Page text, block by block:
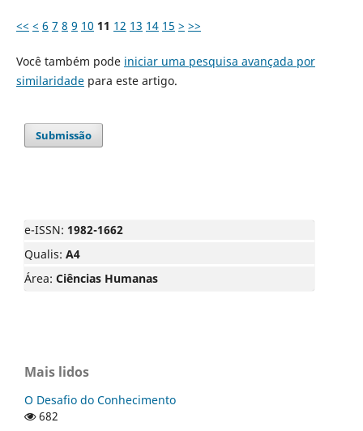
<< < 6 7 8 9 10 11 12 13 14 15 > >>
Você também pode iniciar uma pesquisa avançada por
similaridadepara este artigo.
Submissão
e-ISSN: 1982-1662
Qualis: A4
Área: Ciências Humanas
Mais lidos
O Desafio do Conhecimento
682